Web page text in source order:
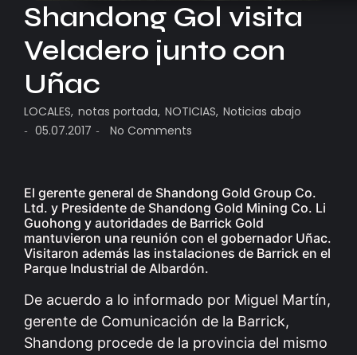
Shandong Gol visita
Veladero junto con
Uñac
LOCALES, notas portada, NOTICIAS, Noticias abajo
- 05.07.2017 - No Comments
El gerente general de Shandong Gold Group Co.
Ltd. y Presidente de Shandong Gold Mining Co. Li
Guohong y autoridades de Barrick Gold
mantuvieron una reunión con el gobernador Uñac.
Visitaron además las instalaciones de Barrick en el
Parque Industrial de Albardón.
De acuerdo a lo informado por Miguel Martín,
gerente de Comunicación de la Barrick,
Shandong procede de la provincia del mismo